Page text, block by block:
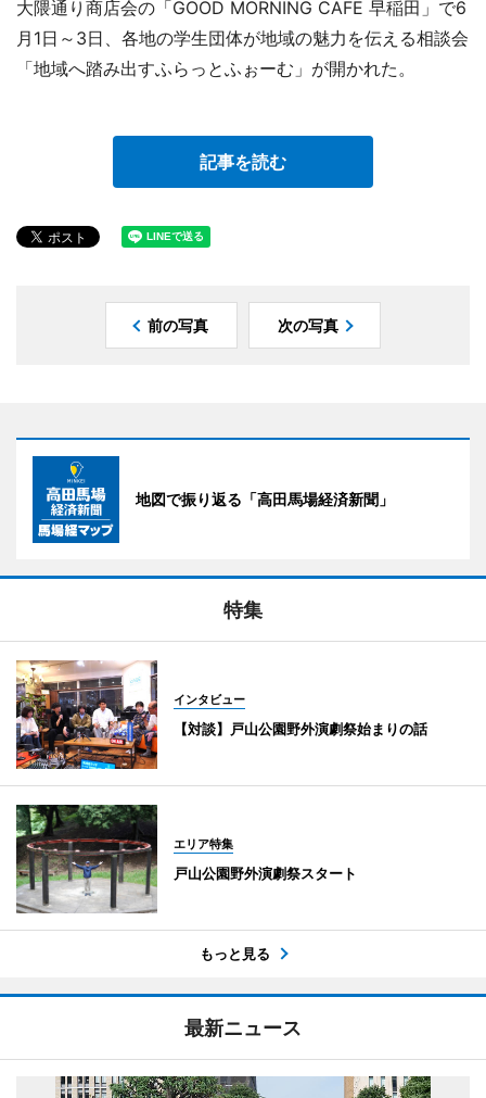
大隈通り商店会の「GOOD MORNING CAFE 早稲田」で6
月1日～3日、各地の学生団体が地域の魅力を伝える相談会
「地域へ踏み出すふらっとふぉーむ」が開かれた。
記事を読む
前の写真 次の写真
地図で振り返る「高田馬場経済新聞」
特集
インタビュー
【対談】戸山公園野外演劇祭始まりの話
エリア特集
戸山公園野外演劇祭スタート
もっと見る
最新ニュース